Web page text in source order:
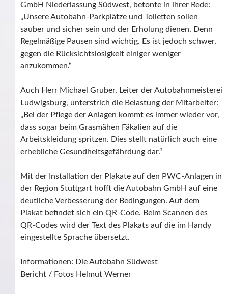
GmbH Niederlassung Südwest, betonte in ihrer Rede:
„Unsere Autobahn-Parkplätze und Toiletten sollen
sauber und sicher sein und der Erholung dienen. Denn
Regelmäßige Pausen sind wichtig. Es ist jedoch schwer,
gegen die Rücksichtslosigkeit einiger weniger
anzukommen.“
Auch Herr Michael Gruber, Leiter der Autobahnmeisterei
Ludwigsburg, unterstrich die Belastung der Mitarbeiter:
„Bei der Pflege der Anlagen kommt es immer wieder vor,
dass sogar beim Grasmähen Fäkalien auf die
Arbeitskleidung spritzen. Dies stellt natürlich auch eine
erhebliche Gesundheitsgefährdung dar.“
Mit der Installation der Plakate auf den PWC-Anlagen in
der Region Stuttgart hofft die Autobahn GmbH auf eine
deutliche Verbesserung der Bedingungen. Auf dem
Plakat befindet sich ein QR-Code. Beim Scannen des
QR-Codes wird der Text des Plakats auf die im Handy
eingestellte Sprache übersetzt.
Informationen: Die Autobahn Südwest
Bericht / Fotos Helmut Werner